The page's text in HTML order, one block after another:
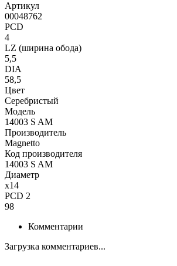
Артикул
00048762
PCD
4
LZ (ширина обода)
5,5
DIA
58,5
Цвет
Серебристый
Модель
14003 S AM
Производитель
Magnetto
Код производителя
14003 S AM
Диаметр
x14
PCD 2
98
Комментарии
Загрузка комментариев...